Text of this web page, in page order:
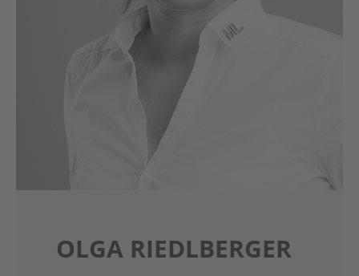
OLGA RIEDLBERGER